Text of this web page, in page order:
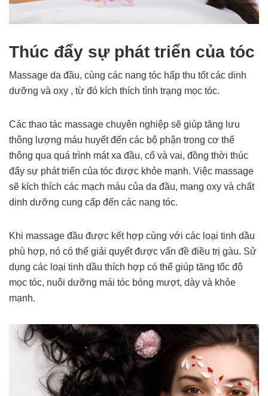
Thúc đẩy sự phát triển của tóc
Massage da đầu, cùng các nang tóc hấp thu tốt các dinh
dưỡng và oxy , từ đó kích thích tình trạng mọc tóc.
Các thao tác massage chuyên nghiệp sẽ giúp tăng lưu
thông lượng máu huyết đến các bộ phận trong cơ thể
thông qua quá trình mát xa đầu, cổ và vai, đồng thời thúc
đẩy sự phát triển của tóc được khỏe mạnh. Việc massage
sẽ kích thích các mạch máu của da đầu, mang oxy và chất
dinh dưỡng cung cấp đến các nang tóc.
Khi massage đầu được kết hợp cùng với các loại tinh dầu
phù hợp, nó có thể giải quyết được vấn đề điều trị gàu. Sử
dụng các loại tinh dầu thích hợp có thể giúp tăng tốc độ
mọc tóc, nuôi dưỡng mái tóc bóng mượt, dày và khỏe
mạnh.